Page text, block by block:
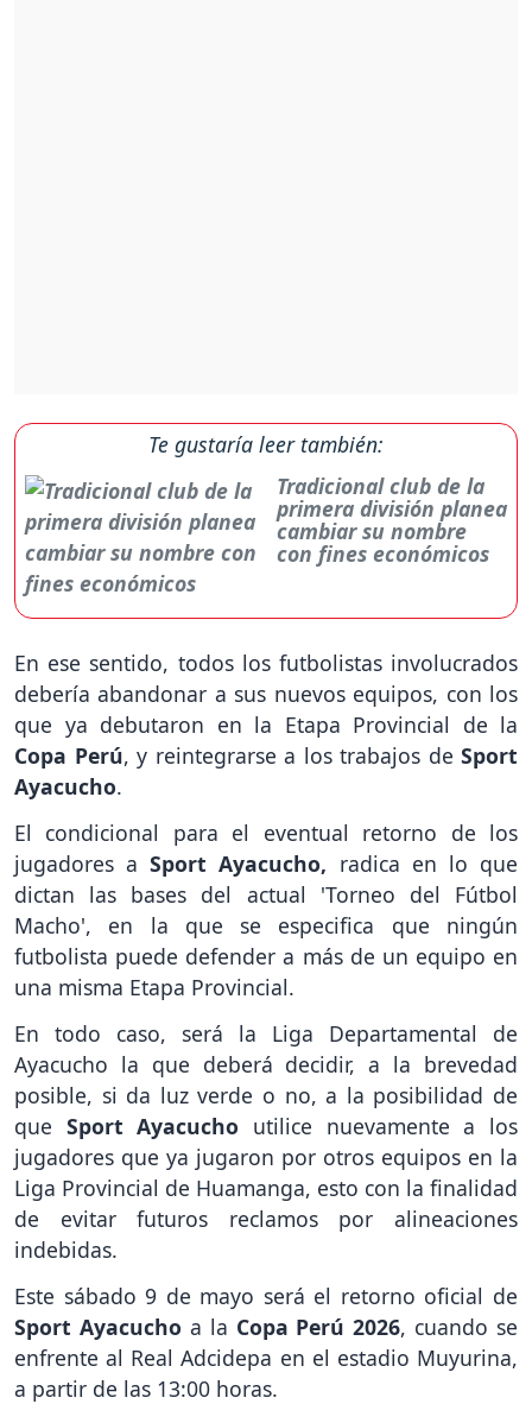
Te gustaría leer también:
Tradicional club de la
primera división planea
cambiar su nombre
con fines económicos
En ese sentido, todos los futbolistas involucrados
debería abandonar a sus nuevos equipos, con los
que ya debutaron en la Etapa Provincial de la
Copa Perú, y reintegrarse a los trabajos de Sport
Ayacucho.
El condicional para el eventual retorno de los
jugadores aSport Ayacucho, radica en lo que
dictan las bases del actual 'Torneo del Fútbol
Macho', en la que se especifica que ningún
futbolista puede defender a más de un equipo en
una misma Etapa Provincial.
En todo caso, será la Liga Departamental de
Ayacucho la que deberá decidir, a la brevedad
posible, si da luz verde o no, a la posibilidad de
que Sport Ayacucho utilice nuevamente a los
jugadores que ya jugaron por otros equipos en la
Liga Provincial de Huamanga, esto con la finalidad
de evitar futuros reclamos por alineaciones
indebidas.
Este sábado 9 de mayo será el retorno oficial de
Sport Ayacucho a la Copa Perú 2026, cuando se
enfrente al Real Adcidepa en el estadio Muyurina,
a partir de las 13:00 horas.